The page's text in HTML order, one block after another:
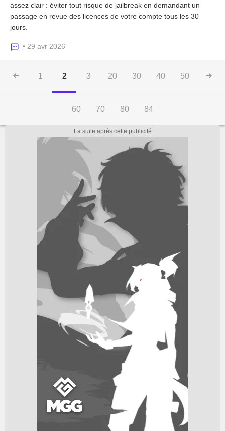
assez clair : éviter tout risque de jailbreak en demandant un
passage en revue des licences de votre compte tous les 30
jours.
• 29 avr 2026
1 2 3 20 30 40 50
60 70 80 84